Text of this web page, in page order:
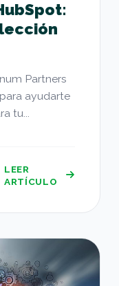
Partners
ayudarte
tu...
LEER
ARTÍCULO
herramientas